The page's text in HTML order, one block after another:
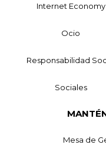
Internet Economy
Ocio
Responsabilidad
Sociales
Mesa de